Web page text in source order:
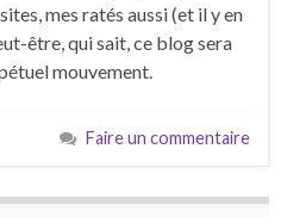
mes ratés aussi (et il y en
être, qui sait, ce blog sera
mouvement.
Faire un commentaire